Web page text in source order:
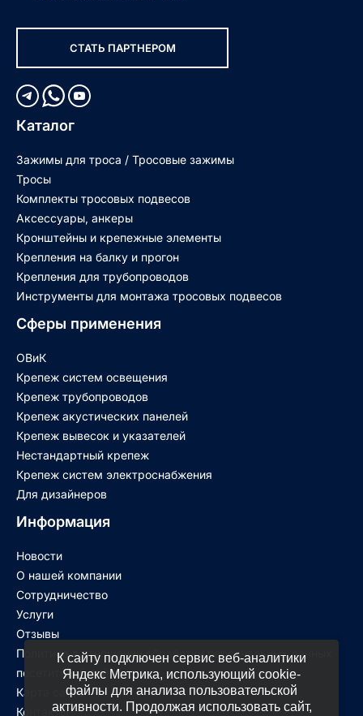
СТАТЬ ПАРТНЕРОМ
Каталог
Зажимы для троса / Тросовые зажимы
Тросы
Комплекты тросовых подвесов
Аксессуары, анкеры
Кронштейны и крепежные элементы
Крепления на балку и прогон
Крепления для трубопроводов
Инструменты для монтажа тросовых подвесов
Сферы применения
ОВиК
Крепеж систем освещения
Крепеж трубопроводов
Крепеж акустических панелей
Крепеж вывесок и указателей
Нестандартный крепеж
Крепеж систем электроснабжения
Для дизайнеров
Информация
Новости
О нашей компании
Сотрудничество
Услуги
Отзывы
Политика в отношении обработки персональных данных
посетителей сайта
Карта сайта
Контакты
К сайту подключен сервис веб-аналитики
Яндекс Метрика, использующий cookie-
файлы для анализа пользовательской
активности. Продолжая использовать сайт,